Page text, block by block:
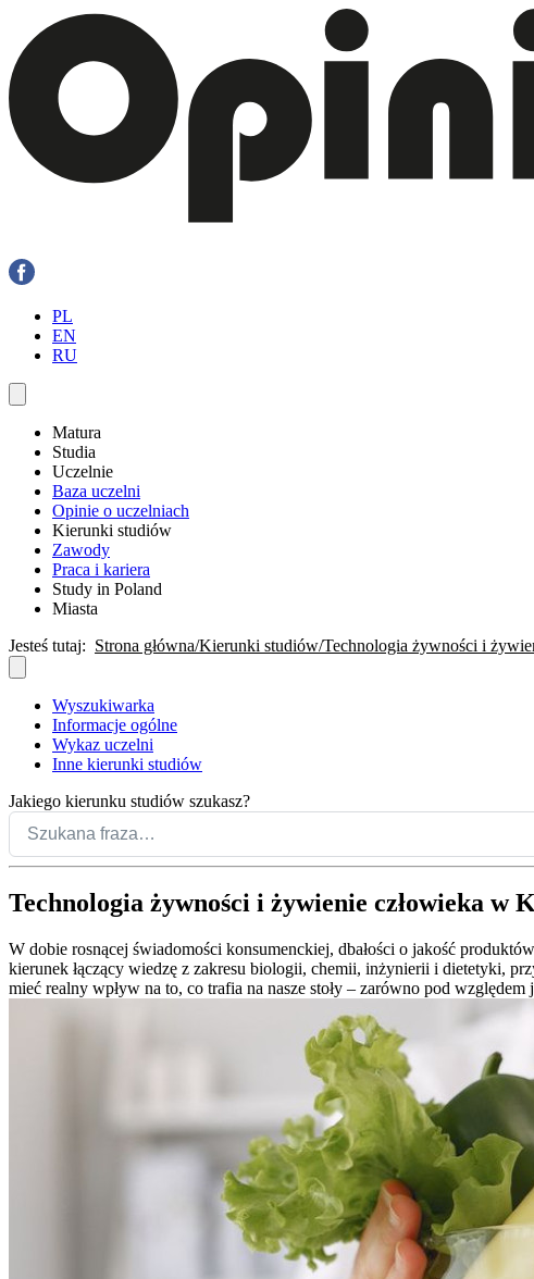
PL
EN
RU
Matura
Studia
Uczelnie
Baza uczelni
Opinie o uczelniach
Kierunki studiów
Zawody
Praca i kariera
Study in Poland
Miasta
Jesteś tutaj: Strona główna Kierunki studiów Technologia żywności i
Wyszukiwarka
Informacje ogólne
Wykaz uczelni
Inne kierunki studiów
Jakiego kierunku studiów szukasz?
Technologia żywności i żywienie człowieka w
W dobie rosnącej świadomości konsumenckiej, dbałości o jakość
kierunek łączący wiedzę z zakresu biologii, chemii, inżynierii i dietetyki,
mieć realny wpływ na to, co trafia na nasze stoły – zarówno pod